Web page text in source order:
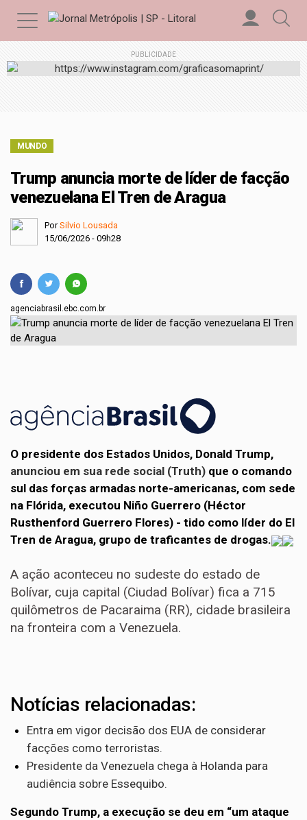
PUBLICIDADE
MUNDO
Trump anuncia morte de líder de facção
venezuelana El Tren de Aragua
PorSilvio Lousada
15/06/2026 - 09h28
agenciabrasil.ebc.com.br
O presidente dos Estados Unidos, Donald Trump,
anunciou em sua rede social (Truth) que o comando
sul das forças armadas norte-americanas, com sede
na Flórida, executou Niño Guerrero (Héctor
Rusthenford Guerrero Flores) - tido como líder do El
Tren de Aragua, grupo de traficantes de drogas.
A ação aconteceu no sudeste do estado de
Bolívar, cuja capital (Ciudad Bolívar) fica a 715
quilômetros de Pacaraima (RR), cidade brasileira
na fronteira com a Venezuela.
Notícias relacionadas:
Entra em vigor decisão dos EUA de considerar
facções como terroristas.
Presidente da Venezuela chega à Holanda para
audiência sobre Essequibo.
Segundo Trump, a execução se deu em “um ataque